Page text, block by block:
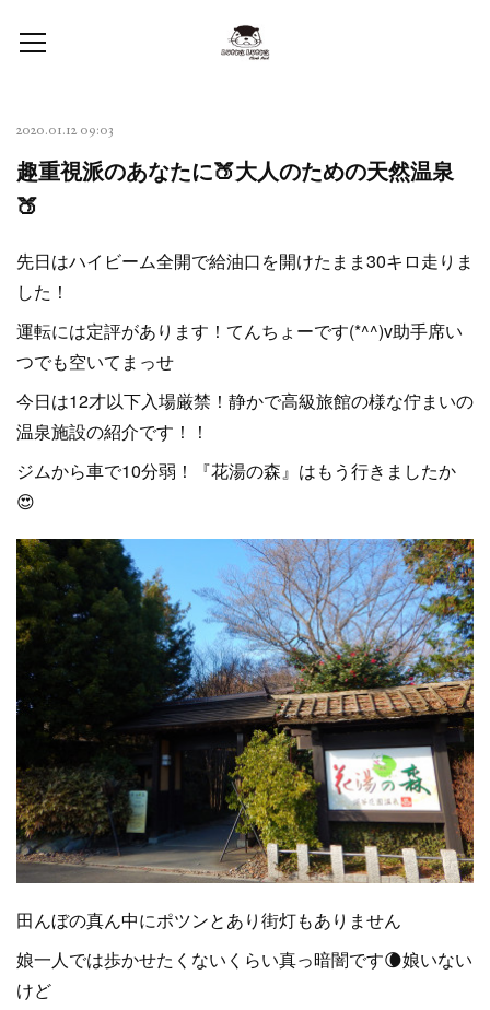
2020.01.12 09:03
趣重視派のあなたに🍑大人のための天然温泉
🍑
先日はハイビーム全開で給油口を開けたまま30キロ走りま
した！
運転には定評があります！てんちょーです(*^^)v助手席い
つでも空いてまっせ
今日は12才以下入場厳禁！静かで高級旅館の様な佇まいの
温泉施設の紹介です！！
ジムから車で10分弱！『花湯の森』はもう行きましたか
😍
田んぼの真ん中にポツンとあり街灯もありません
娘一人では歩かせたくないくらい真っ暗闇です🌘娘いない
けど